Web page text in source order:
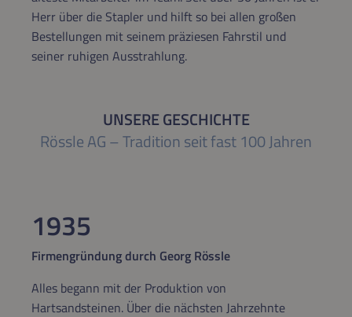
Herr über die Stapler und hilft so bei allen großen
Bestellungen mit seinem präziesen Fahrstil und
seiner ruhigen Ausstrahlung.
UNSERE GESCHICHTE
Rössle AG – Tradition seit fast 100 Jahren
1935
Firmengründung durch Georg Rössle
Alles begann mit der Produktion von
Hartsandsteinen. Über die nächsten Jahrzehnte